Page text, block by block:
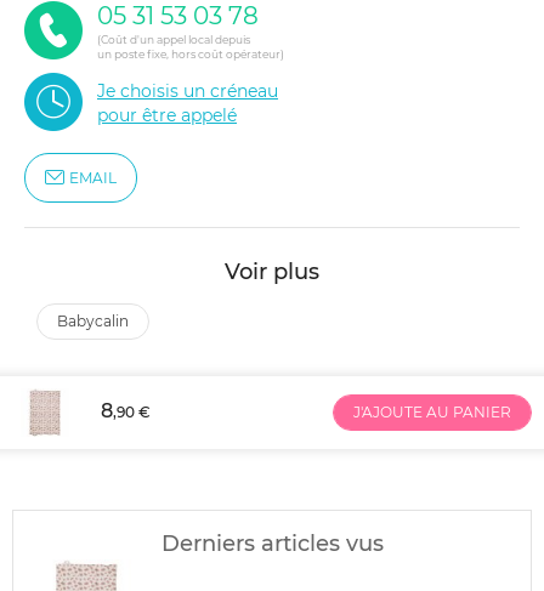
05 31 53 03 78
(Coût d'un appel local depuis
un poste fixe, hors coût opérateur)
Je choisis un créneau
pour être appelé
EMAIL
Voir plus
babycalin
8,90 € J'AJOUTE AU PANIER
Derniers articles vus